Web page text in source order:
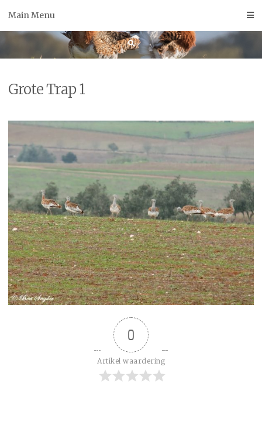
Main Menu
Grote Trap 1
0
Artikel waardering